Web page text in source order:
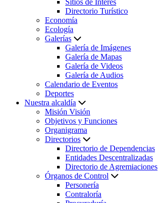
Directorio Turístico
Economía
Ecología
Galerías
Galería de Imágenes
Galería de Mapas
Galería de Videos
Galería de Audios
Calendario de Eventos
Deportes
Nuestra alcaldía
Misión Visión
Objetivos y Funciones
Organigrama
Directorios
Directorio de Dependencias
Entidades Descentralizadas
Directorio de Agremiaciones
Órganos de Control
Personería
Contraloría